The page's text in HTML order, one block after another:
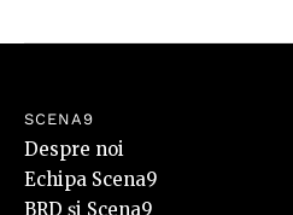
SCENA9
Despre noi
Echipa Scena9
BRD și Scena9